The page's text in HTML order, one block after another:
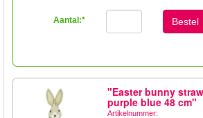
Aantal:* Bestel
"Easter bunny straw
purple blue 48 cm"
Artikelnummer: